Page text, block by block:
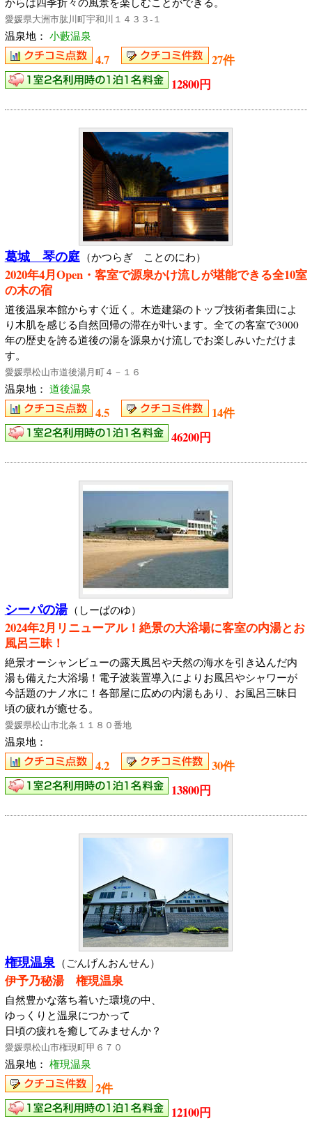
愛媛県大洲市肱川町宇和川１４３３‐１
温泉地： 小藪温泉
4.7
27件
12800円
葛城 琴の庭 （かつらぎ ことのにわ）
2020年4月Open・客室で源泉かけ流しが堪能できる全10室
の木の宿
道後温泉本館からすぐ近く。木造建築のトップ技術者集団によ
り木肌を感じる自然回帰の滞在が叶います。全ての客室で3000
年の歴史を誇る道後の湯を源泉かけ流しでお楽しみいただけま
す。
愛媛県松山市道後湯月町４－１６
温泉地： 道後温泉
4.5
14件
46200円
シーパの湯（しーぱのゆ）
2024年2月リニューアル！絶景の大浴場に客室の内湯とお
風呂三昧！
絶景オーシャンビューの露天風呂や天然の海水を引き込んだ内
湯も備えた大浴場！電子波装置導入によりお風呂やシャワーが
今話題のナノ水に！各部屋に広めの内湯もあり、お風呂三昧日
頃の疲れが癒せる。
愛媛県松山市北条１１８０番地
温泉地：
4.2
30件
13800円
権現温泉（ごんげんおんせん）
伊予乃秘湯 権現温泉
自然豊かな落ち着いた環境の中、
ゆっくりと温泉につかって
日頃の疲れを癒してみませんか？
愛媛県松山市権現町甲６７０
温泉地： 権現温泉
2件
12100円